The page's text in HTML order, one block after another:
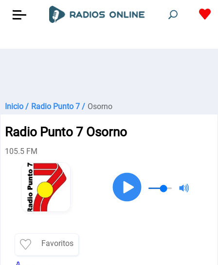
Inicio / Radio Punto 7 / Osorno
Radio Punto 7 Osorno
105.5 FM
Favoritos